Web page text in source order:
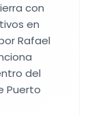
con
en
Rafael
del
Puerto